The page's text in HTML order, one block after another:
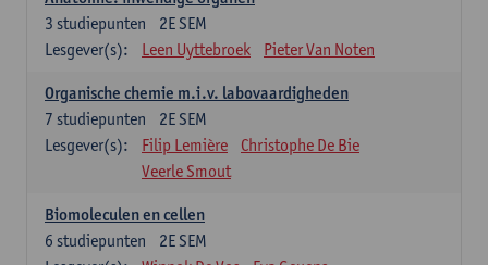
2E SEM
3 studiepunten
Lesgever(s):
Leen Uyttebroek Pieter Van Noten
Organische chemie m.i.v. labovaardigheden
2E SEM
7 studiepunten
Lesgever(s):
Filip Lemière
Christophe De Bie
Veerle Smout
Biomoleculen en cellen
2E SEM
6 studiepunten